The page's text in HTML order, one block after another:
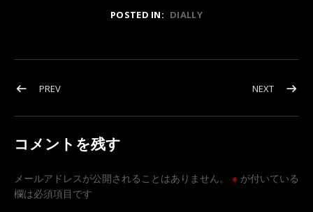
POSTED IN: DIALLY
投稿ナビゲーション
PREVPOST: 人生、長いようで短く短いようで長い…｡カッコよく生
NEXTPOST:
コメントを残す
メールアドレスが公開されることはありません。 ※ が付いている
欄は必須項目です